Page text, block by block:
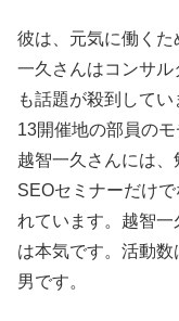
彼は、元気に働く
一久さんはコンサ
も話題が殺到して
13開催地の部員の
越智一久さんには、
SEOセミナーだけ
れています。越智
は本気です。活動
男です。